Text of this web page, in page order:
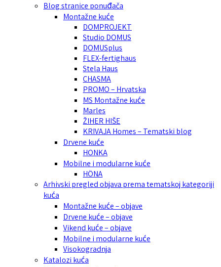
Blog stranice ponuđača
Montažne kuće
DOMPROJEKT
Studio DOMUS
DOMUSplus
FLEX-fertighaus
Stela Haus
CHASMA
PROMO – Hrvatska
MS Montažne kuće
Marles
ŽIHER HIŠE
KRIVAJA Homes – Tematski blog
Drvene kuće
HONKA
Mobilne i modularne kuće
HÖNA
Arhivski pregled objava prema tematskoj kategoriji
kuća
Montažne kuće – objave
Drvene kuće – objave
Vikend kuće – objave
Mobilne i modularne kuće
Visokogradnja
Katalozi kuća